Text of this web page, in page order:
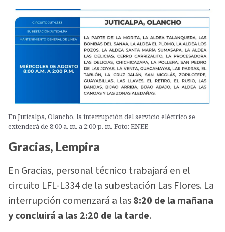
En Juticalpa, Olancho, la interrupción del servicio eléctrico se
extenderá de 8:00 a. m. a 2:00 p. m. Foto: ENEE
Gracias, Lempira
En Gracias, personal técnico trabajará en el
circuito LFL-L334 de la subestación Las Flores. La
interrupción comenzará a las8:20 de la mañana
y concluirá a las 2:20 de la tarde.